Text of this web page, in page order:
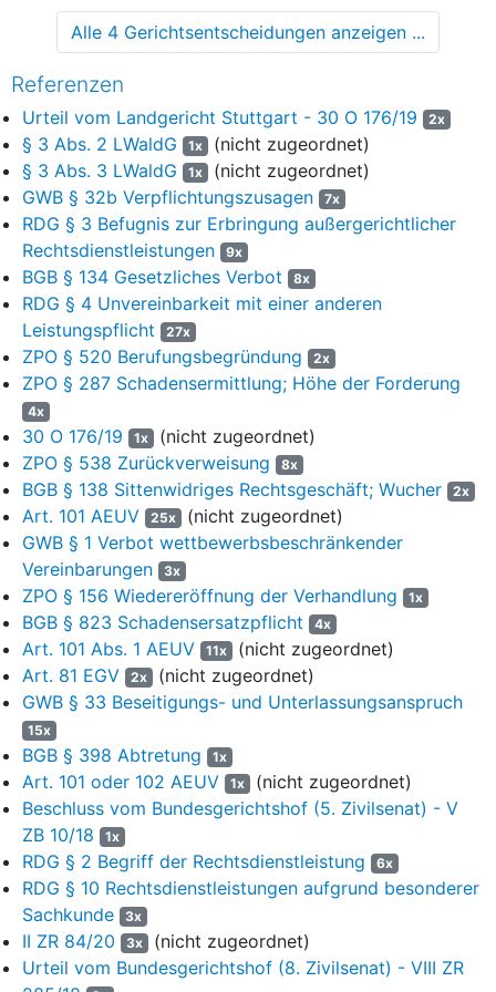
„Bezüge ERP-Daten“ in der Spalte „Bezugskategorie“ die
Bezeichnung „Kartellant“ angegeben ist, soweit nicht als
1.1.2. bzgl. der folgenden Beschaffungsvorgänge, die in der
Excel-Tabelle mit der Bezeichnung „Relevante Bezüge zu H.
GmbH“ in der Anlage K84b in dem Ordner „Klageantrag zu I“
enthalten sind:
(…)
1.1.3. bzgl. der Beschaffungsvorgänge, die in den Excel-Tabellen
mit der Bezeichnung „Relevante Bezüge zu [Name des
Zedenten]“ in der Anlage K84b in den jeweiligen Ordnern
„Klageantrag zu I“ im Blatt „Bezüge Rechnungen“ aufgeführt
sind, mit Ausnahme der folgenden dort aufgeführten
Beschaffungsvorgänge:
(…)
1.1.4. bzgl. der Beschaffungsvorgänge der Zedenten (…), die in
den Excel-Tabellen mit der Bezeichnung „Relevante Bezüge zu
[Name des Zedenten]“ in der Anlage K84b in den jeweiligen
Ordnern „Klageantrag zu I“ im Blatt „Bezüge sonstige
Einzelnachweise“ aufgeführt sind,
1.1.5. bzgl. der Beschaffungsvorgänge der Zedenten (…), die in
den Excel-Tabellen mit der Bezeichnung „Relevante Bezüge zu
[Name des Zedenten]“ in der Anlage K84b in den jeweiligen
Ordnern „Klageantrag zu I“ enthalten sind und bei denen im Blatt
„Bezüge sonstige Einzelnachweise“ in der Spalte
„Bezugskategorie“ die Bezeichnung „Kartellant“ angegeben ist.
1.2. Insoweit wird die Sache zur Verhandlung und Entscheidung
über den Betrag des jeweiligen Anspruchs einschließlich der
Verhandlung und Entscheidung über die Kosten der Berufung an
das Landgericht zurückverwiesen.
1.3. Im Übrigen wird die Klage abgewiesen.
2. Die weitergehende Berufung der Klägerin wird
zurückgewiesen.
Alle 4 Gerichtsentscheidungen anzeigen ...
Referenzen
Urteil vom Landgericht Stuttgart - 30 O 176/19 2x
§ 3 Abs. 2 LWaldG 1x (nicht zugeordnet)
§ 3 Abs. 3 LWaldG
1x (nicht zugeordnet)
GWB § 32b Verpflichtungszusagen
7x
RDG § 3 Befugnis zur Erbringung außergerichtlicher
Rechtsdienstleistungen
9x
BGB § 134 Gesetzliches Verbot 8x
RDG § 4 Unvereinbarkeit mit einer anderen
Leistungspflicht
27x
ZPO § 520 Berufungsbegründung 2x
ZPO § 287 Schadensermittlung; Höhe der Forderung
4x
30 O 176/19 1x (nicht zugeordnet)
ZPO § 538 Zurückverweisung
8x
BGB § 138 Sittenwidriges Rechtsgeschäft; Wucher 2x
Art. 101 AEUV 25x (nicht zugeordnet)
GWB § 1 Verbot wettbewerbsbeschränkender
Vereinbarungen
3x
ZPO § 156 Wiedereröffnung der Verhandlung 1x
BGB § 823 Schadensersatzpflicht 4x
Art. 101 Abs. 1 AEUV 11x (nicht zugeordnet)
Art. 81 EGV
2x (nicht zugeordnet)
GWB § 33 Beseitigungs- und Unterlassungsanspruch
15x
BGB § 398 Abtretung 1x
Art. 101 oder 102 AEUV 1x (nicht zugeordnet)
Beschluss vom Bundesgerichtshof (5. Zivilsenat) - V
ZB 10/18
1x
RDG § 2 Begriff der Rechtsdienstleistung 6x
RDG § 10 Rechtsdienstleistungen aufgrund besonderer
Sachkunde
3x
II ZR 84/20 3x (nicht zugeordnet)
Urteil vom Bundesgerichtshof (8. Zivilsenat) - VIII ZR